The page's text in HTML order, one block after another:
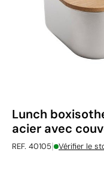
Lunch
acier avec
REF. 40105| Vérifier le